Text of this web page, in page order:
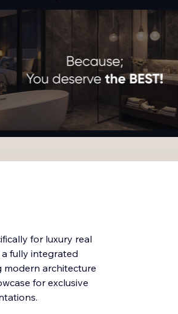
for luxury real
fully integrated
modern architecture
for exclusive